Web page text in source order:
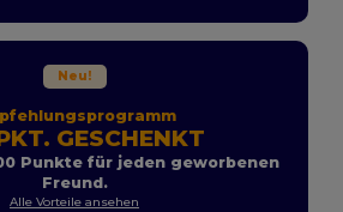
Neu!
GESCHENKT
Punkte für jeden geworbenen
Freund.
Alle Vorteile ansehen